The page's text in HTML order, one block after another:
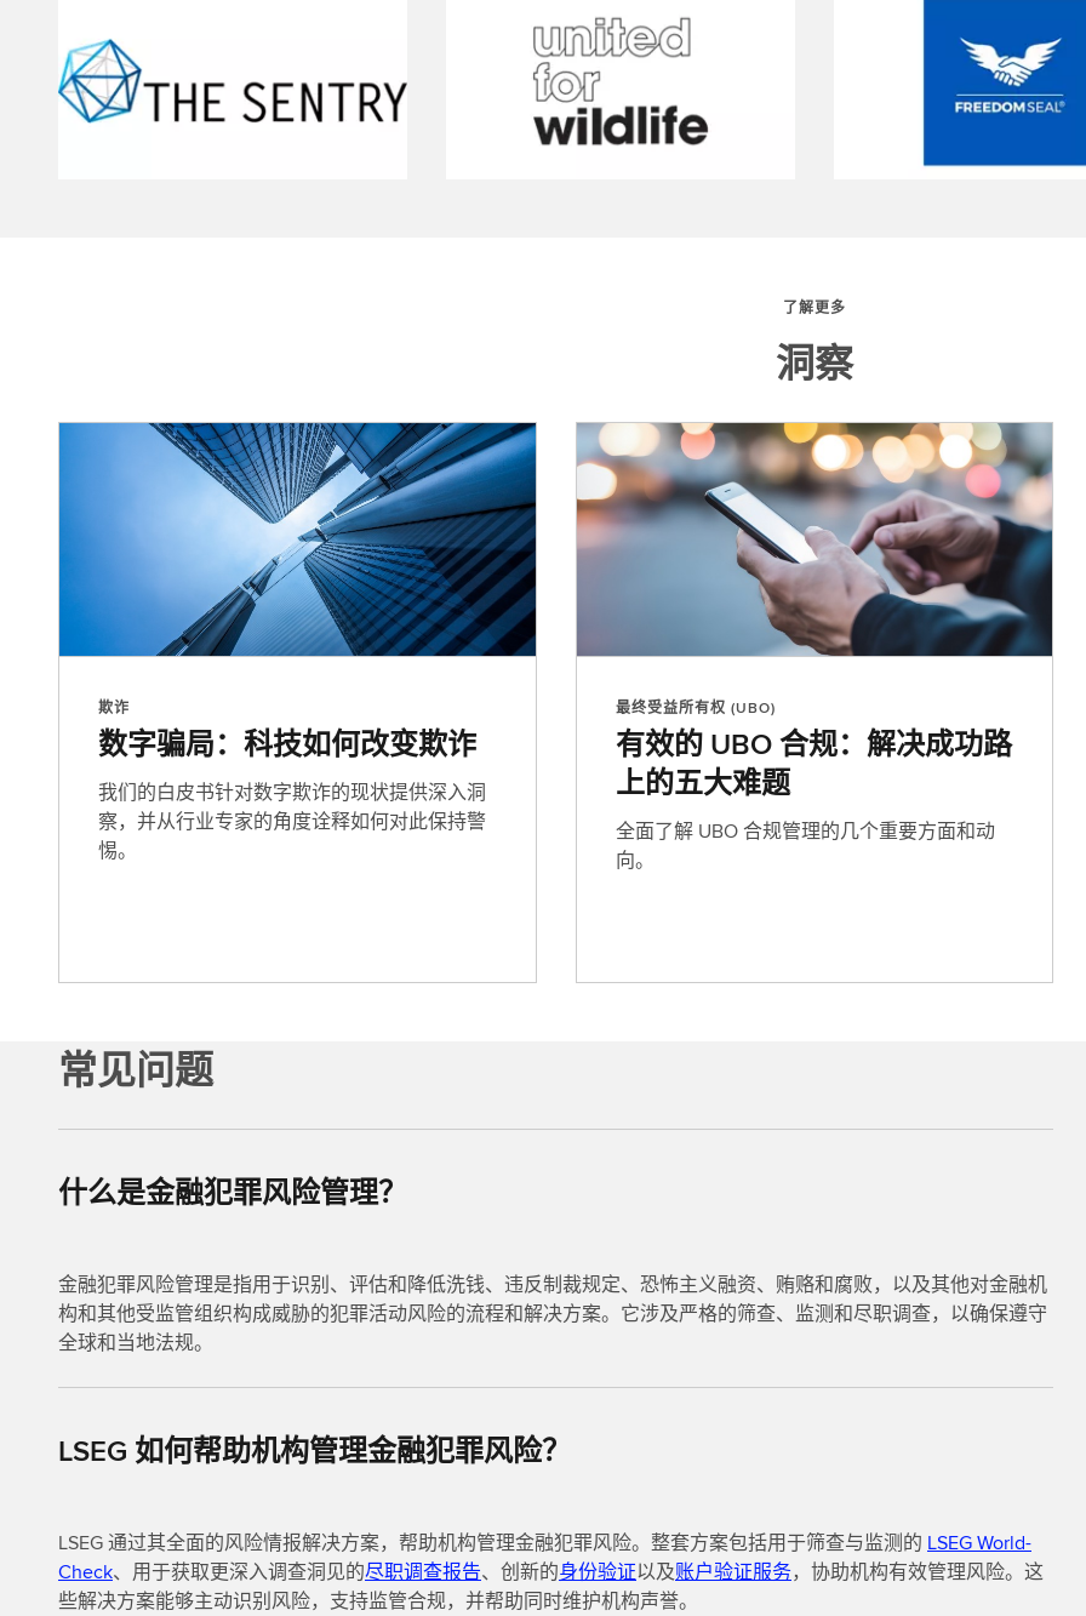
了解更多
洞察
欺诈
数字骗局：科技如何改变欺诈
我们的白皮书针对数字欺诈的现状提供深入洞
察，并从行业专家的角度诠释如何对此保持警
惕。
最终受益所有权 (UBO)
有效的 UBO 合规：解决成功路
上的五大难题
全面了解 UBO 合规管理的几个重要方面和动
向。
常见问题
什么是金融犯罪风险管理？
金融犯罪风险管理是指用于识别、评估和降低洗钱、违反制裁规定、恐怖主义融资、贿赂和腐败，以及其他对金融机
构和其他受监管组织构成威胁的犯罪活动风险的流程和解决方案。它涉及严格的筛查、监测和尽职调查，以确保遵守
全球和当地法规。
LSEG 如何帮助机构管理金融犯罪风险？
LSEG 通过其全面的风险情报解决方案，帮助机构管理金融犯罪风险。整套方案包括用于筛查与监测的 LSEG World-
Check、用于获取更深入调查洞见的尽职调查报告、创新的身份验证以及账户验证服务，协助机构有效管理风险。这
些解决方案能够主动识别风险，支持监管合规，并帮助同时维护机构声誉。